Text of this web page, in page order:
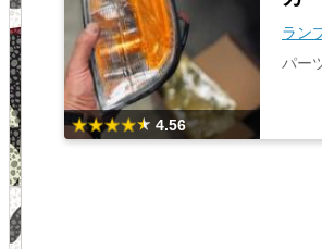
4.56
ラン
パー